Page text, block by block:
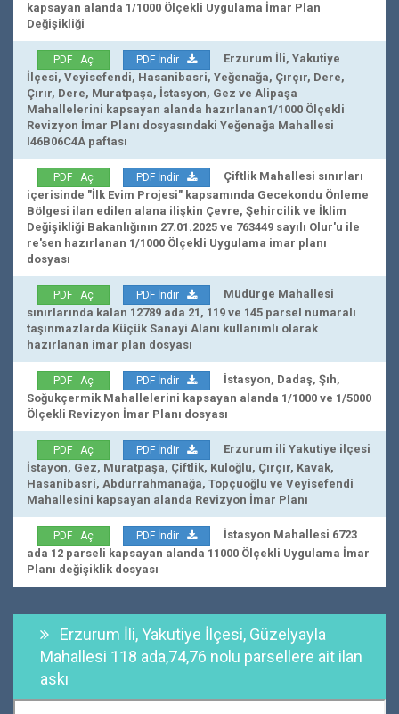
kapsayan alanda 1/1000 Ölçekli Uygulama İmar Plan
Değişikliği
PDF Aç PDF İndir
Erzurum İli, Yakutiye
İlçesi, Veyisefendi, Hasanibasri, Yeğenağa, Çırçır, Dere,
Çırır, Dere, Muratpaşa, İstasyon, Gez ve Alipaşa
Mahallelerini kapsayan alanda hazırlanan1/1000 Ölçekli
Revizyon İmar Planı dosyasındaki Yeğenağa Mahallesi
I46B06C4A paftası
PDF Aç PDF İndir
Çiftlik Mahallesi sınırları
içerisinde "İlk Evim Projesi" kapsamında Gecekondu Önleme
Bölgesi ilan edilen alana ilişkin Çevre, Şehircilik ve İklim
Değişikliği Bakanlığının 27.01.2025 ve 763449 sayılı Olur'u ile
re'sen hazırlanan 1/1000 Ölçekli Uygulama imar planı
dosyası
PDF Aç PDF İndir
Müdürge Mahallesi
sınırlarında kalan 12789 ada 21, 119 ve 145 parsel numaralı
taşınmazlarda Küçük Sanayi Alanı kullanımlı olarak
hazırlanan imar plan dosyası
PDF Aç PDF İndir
İstasyon, Dadaş, Şıh,
Soğukçermik Mahallelerini kapsayan alanda 1/1000 ve 1/5000
Ölçekli Revizyon İmar Planı dosyası
PDF Aç PDF İndir
Erzurum ili Yakutiye ilçesi
İstayon, Gez, Muratpaşa, Çiftlik, Kuloğlu, Çırçır, Kavak,
Hasanibasri, Abdurrahmanağa, Topçuoğlu ve Veyisefendi
Mahallesini kapsayan alanda Revizyon İmar Planı
PDF Aç PDF İndir
İstasyon Mahallesi 6723
ada 12 parseli kapsayan alanda 11000 Ölçekli Uygulama İmar
Planı değişiklik dosyası
Erzurum İli, Yakutiye İlçesi, Güzelyayla
Mahallesi 118 ada,74,76 nolu parsellere ait ilan
askı